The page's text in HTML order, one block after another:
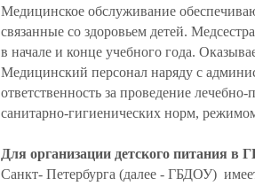
Медицинское обслуживание
связанные со здоровьем детей.
в начале и конце учебного года.
Медицинский персонал наряду с
ответственность за проведение
санитарно-гигиенических норм,
Для организации детского питания в
Санкт- Петербурга (далее - ГБДОУ)